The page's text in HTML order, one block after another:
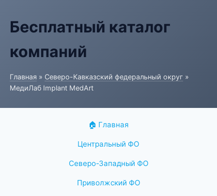
Бесплатный каталог
компаний
Главная » Северо-Кавказский федеральный округ »
МедиЛаб Implant MedArt
🏠 Главная
Центральный ФО
Северо-Западный ФО
Приволжский ФО